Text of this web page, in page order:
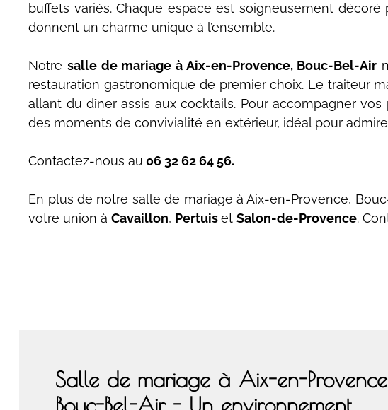
buffets variés. Chaque espace est soigneusement
donnent un charme unique à l’ensemble.
Notre salle de mariage à Aix-en-Provence, Bouc-Bel-Air
restauration gastronomique de premier choix. Le traiteur
allant du dîner assis aux cocktails. Pour accompagner
des moments de convivialité en extérieur, idéal pour
Contactez-nous au 06 32 62 64 56.
En plus de notre salle de mariage à Aix-en-Provence,
votre union àCavaillon, PertuisetSalon-de-Provence.
Salle de mariage à Aix-en-
Bouc-Bel-Air - Un environnement